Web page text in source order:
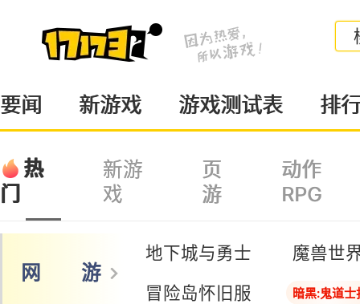
要闻 新游戏 游戏测试表 排
热
门
新游
戏
页
游
动作
RPG
网 游
地下城与勇士
魔兽世
冒险岛怀旧服
暗黑:鬼道士